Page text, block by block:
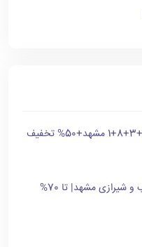
اجاره و لیست سوئیت ها در خیابان نواب و شیرازی مشهد| تا 70%